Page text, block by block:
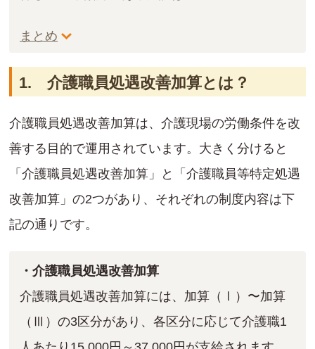
まとめ
1. 介護職員処遇改善加算とは？
介護職員処遇改善加算は、介護現場の労働条件を改
善する目的で運用されています。大きく分けると
「介護職員処遇改善加算」と「介護職員等特定処遇
改善加算」の2つがあり、それぞれの制度内容は下
記の通りです。
・介護職員処遇改善加算
介護職員処遇改善加算には、加算（Ⅰ）〜加算
（Ⅲ）の3区分があり、各区分に応じて介護職1